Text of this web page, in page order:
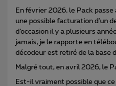
En février 2026, le Pack passe
une possible facturation d’un
d’occasion il y a plusieurs
jamais, je le rapporte en
décodeur est retiré de la base
Malgré tout, en avril 2026, le
Est-il vraiment possible que